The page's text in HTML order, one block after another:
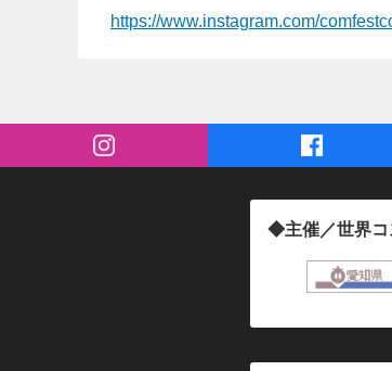
https://www.instagram.com/
◆主催／世界コ